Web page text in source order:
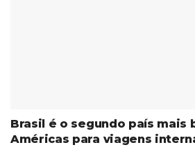
Brasil é o segundo país mais
Américas para viagens